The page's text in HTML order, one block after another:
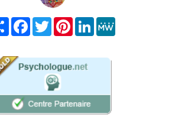
Share FacebookTwitterPinterest
LinkedIn